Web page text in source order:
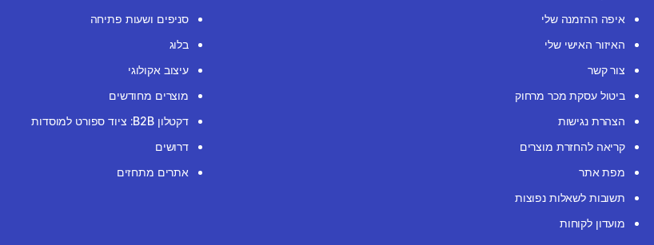
איפה ההזמנה שלי
האיזור האישי שלי
צור קשר
ביטול עסקת מכר מרחוק
הצהרת נגישות
קריאה להחזרת מוצרים
מפת אתר
תשובות לשאלות נפוצות
מועדון לקוחות
סניפים ושעות פתיחה
בלוג
עיצוב אקולוגי
מוצרים מחודשים
דקטלון B2B: ציוד ספורט למוסדות
דרושים
אתרים מתחזים